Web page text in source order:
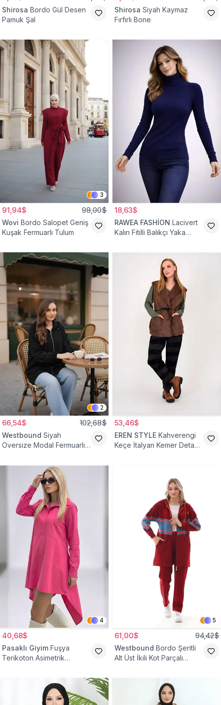
Shirosa Bordo Gül Desen
Pamuk Şal
Shirosa Siyah Kaymaz
Fırfırlı Bone
3
91,94$ 98,00$
Wovi Bordo Salopet Geniş
Kuşak Fermuarlı Tulum
18,63$
RAWEA FASHİON Lacivert
Kalın Fitilli Balıkçı Yaka
2
66,54$ 102,68$
Westbound Siyah
Oversize Modal Fermuarlı
53,46$
EREN STYLE Kahverengi
Keçe İtalyan Kemer Detaylı
4
40,68$
Pasaklı Giyim Fuşya
Terikoton Asimetrik
5
61,00$ 94,42$
Westbound Bordo Şeritli
Alt Üst İkili Kot Parçalı